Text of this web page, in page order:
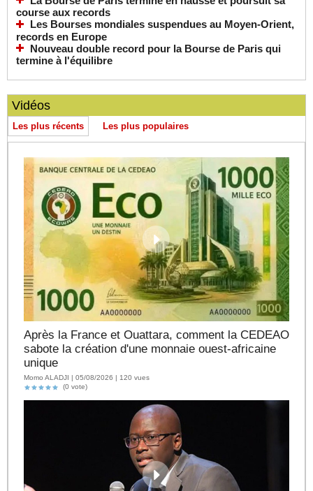
course aux records
Les Bourses mondiales suspendues au Moyen-Orient,
records en Europe
Nouveau double record pour la Bourse de Paris qui
termine à l'équilibre
Vidéos
Les plus récents Les plus populaires
Après la France et Ouattara, comment la CEDEAO
sabote la création d'une monnaie ouest-africaine
unique
Momo ALADJI | 05/08/2026 | 120 vues
(0 vote)